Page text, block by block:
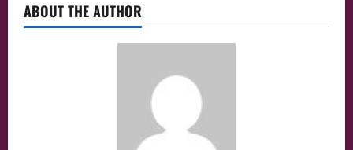
ABOUT THE AUTHOR